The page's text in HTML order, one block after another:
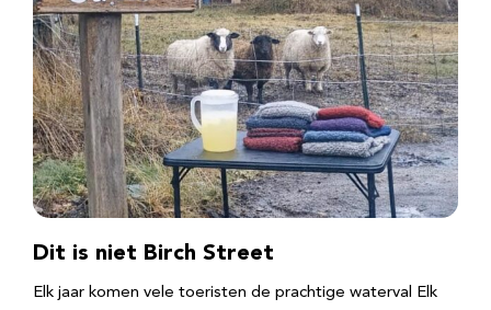
Dit is niet Birch Street
Elk jaar komen vele toeristen de prachtige waterval Elk